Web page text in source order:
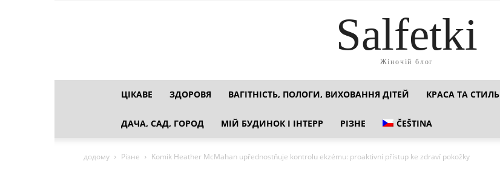
Salfetki
Жіночій блог
ЦІКАВЕ ЗДОРОВЯ ВАГІТНІСТЬ, ПОЛОГИ, ВИХОВАННЯ ДІТЕЙ КРАСА ТА СТИЛЬ
ДАЧА, САД, ГОРОД МІЙ БУДИНОК І ІНТЕРР РІЗНЕ ČEŠTINA
додому Різне Komik Heather McMahan upřednostňuje kontrolu ekzému: proaktivní přístup ke zdraví pokožky